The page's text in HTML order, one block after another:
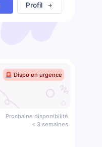
Profil
🚨 Dispo en urgence
Prochaine disponibilité
< 3 semaines